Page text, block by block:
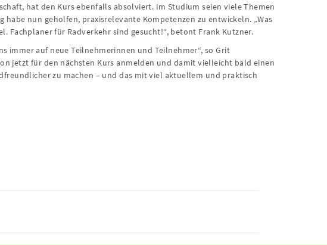
hat den Kurs ebenfalls absolviert. Im Studium seien viele Themen
nun geholfen, praxisrelevante Kompetenzen zu entwickeln. „Was
Fachplaner für Radverkehr sind gesucht!“, betont Frank Kutzner.
immer auf neue Teilnehmerinnen und Teilnehmer“, so Grit
jetzt für den nächsten Kurs anmelden und damit vielleicht bald einen
zu machen – und das mit viel aktuellem und praktisch